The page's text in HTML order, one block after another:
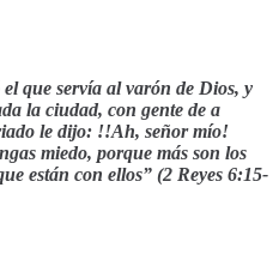
que servía al varón de Dios, y
la ciudad, con gente de a
le dijo: !!Ah, señor mío!
miedo, porque más son los
están con ellos” (2 Reyes 6:15-